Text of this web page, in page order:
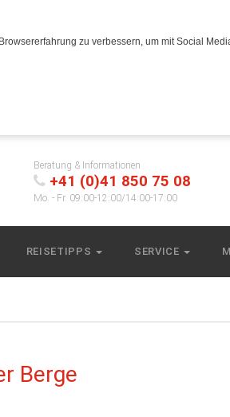
zu verbessern, um mit Social
Beratung & Informationen
+41 (0)41 850 75 08
Mo. - Fr. 09:00-12:00/14:00-17:00
REISETIPPS SERVICE
Berge